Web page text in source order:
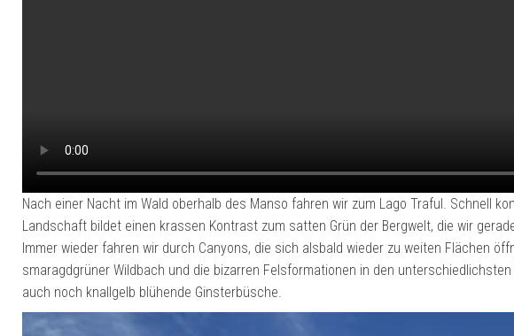
Nach einer Nacht im Wald oberhalb des Manso fahren wir zum Lago Traful. Schnell
Landschaft bildet einen krassen Kontrast zum satten Grün der Bergwelt, die wir
Immer wieder fahren wir durch Canyons, die sich alsbald wieder zu weiten Flächen
smaragdgrüner Wildbach und die bizarren Felsformationen in den
auch noch knallgelb blühende Ginsterbüsche.